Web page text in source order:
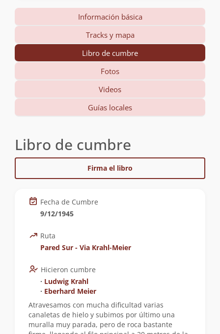
Información básica
Tracks y mapa
Libro de cumbre
Fotos
Videos
Guías locales
Libro de cumbre
Firma el libro
Fecha de Cumbre
9/12/1945
Ruta
Pared Sur - Via Krahl-Meier
Hicieron cumbre
∙ Ludwig Krahl
∙ Eberhard Meier
Atravesamos con mucha dificultad varias
canaletas de hielo y subimos por último una
muralla muy parada, pero de roca bastante